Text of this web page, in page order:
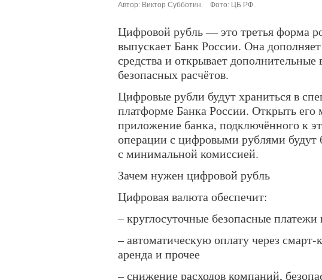
Автор: Виктор Субботин. Фото: ЦБ РФ.
Цифровой рубль — это третья форма
выпускает Банк России. Она
средства и открывает
безопасных расчётов.
Цифровые рубли будут храниться в
платформе Банка России. Открыть его
приложение банка, подключённого к
операции с цифровыми рублями
с минимальной комиссией.
Зачем нужен цифровой рубль
Цифровая валюта обеспечит:
– круглосуточные безопасные
– автоматическую оплату через
аренда и прочее
– снижение расходов компаний,